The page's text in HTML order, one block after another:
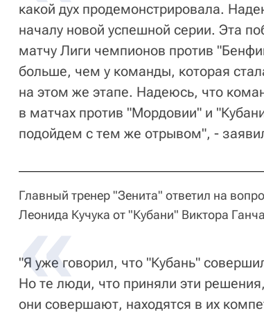
какой дух продемонстрировала.
началу новой успешной серии. Эта
матчу Лиги чемпионов против
больше, чем у команды, которая
на этом же этапе. Надеюсь, что
в матчах против "Мордовии" и
подойдем с тем же отрывом", -
Главный тренер "Зенита" ответил на
Леонида Кучука от "Кубани" Виктора
"Я уже говорил, что "Кубань"
Но те люди, что приняли эти
они совершают, находятся в их